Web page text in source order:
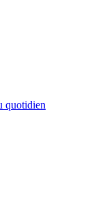
quotidien